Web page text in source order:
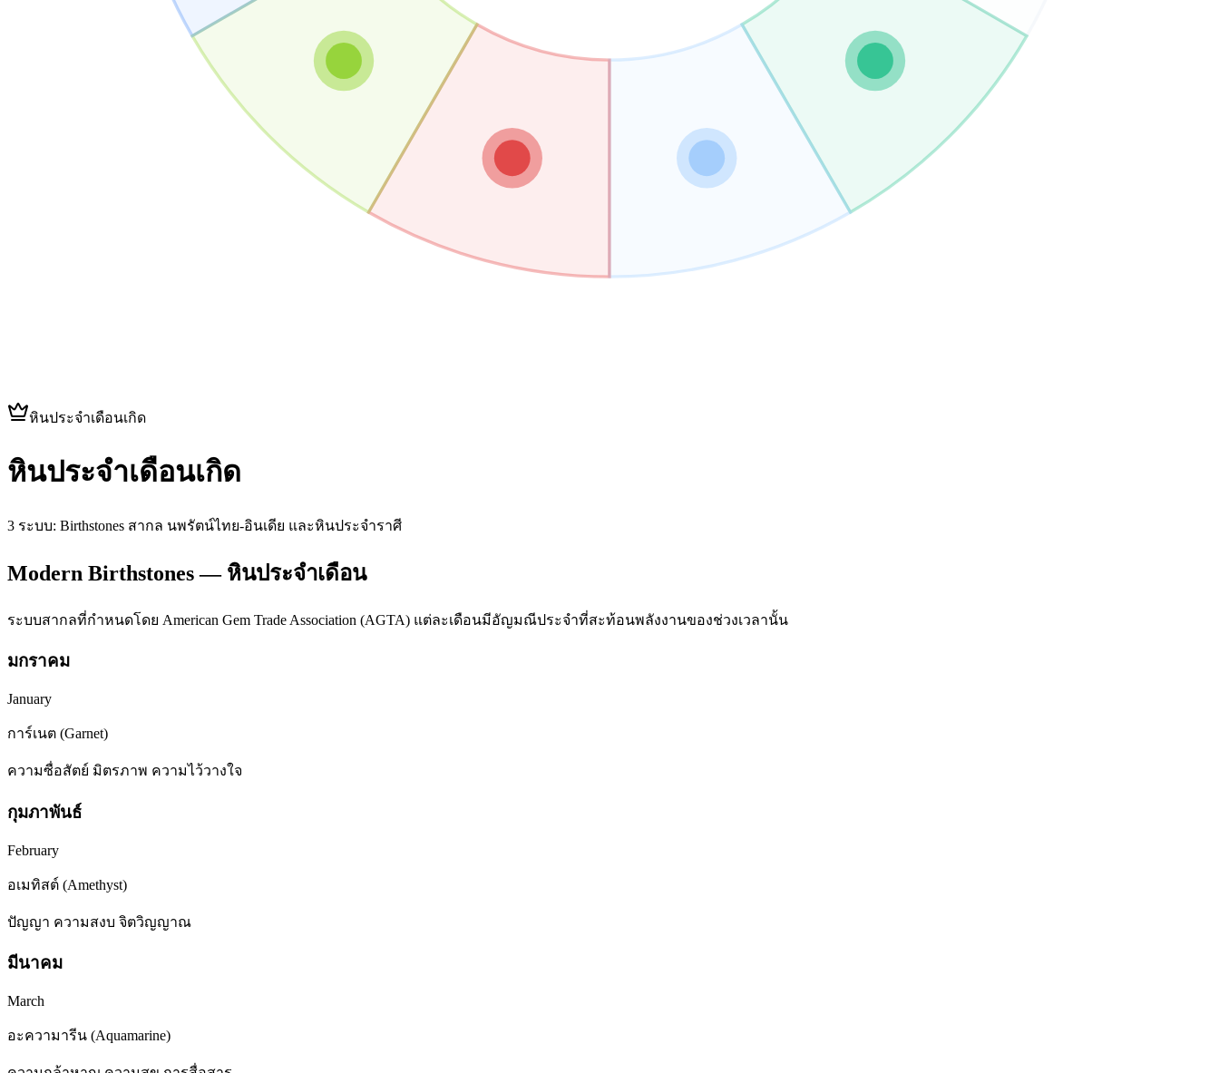
หินประจำเดือนเกิด
หินประจำเดือนเกิด
3 ระบบ: Birthstones สากล นพรัตน์ไทย-อินเดีย และหินประจำราศี
Modern Birthstones — หินประจำเดือน
ระบบสากลที่กำหนดโดย American Gem Trade Association (AGTA) แต่ละเดือนมีอัญมณีประจำที่สะท้อนพลังงานของช่วงเวลานั้น
มกราคม
January
การ์เนต (Garnet)
ความซื่อสัตย์ มิตรภาพ ความไว้วางใจ
กุมภาพันธ์
February
อเมทิสต์ (Amethyst)
ปัญญา ความสงบ จิตวิญญาณ
มีนาคม
March
อะความารีน (Aquamarine)